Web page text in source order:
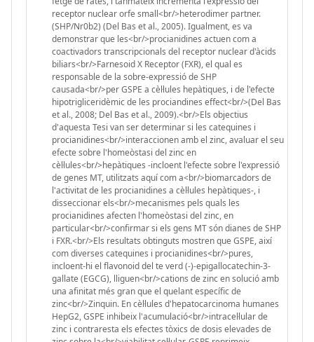
receptor nuclear orfe small<br/>heterodimer partner.
(SHP/Nr0b2) (Del Bas et al., 2005). Igualment, es va
demonstrar que les<br/>procianidines actuen com a
coactivadors transcripcionals del receptor nuclear d'àcids
biliars<br/>Farnesoid X Receptor (FXR), el qual es
responsable de la sobre-expressió de SHP
causada<br/>per GSPE a cèl·lules hepàtiques, i de l'efecte
hipotrigliceridèmic de les prociandines effect<br/>(Del Bas
et al., 2008; Del Bas et al., 2009).<br/>Els objectius
d'aquesta Tesi van ser determinar si les catequines i
procianidines<br/>interaccionen amb el zinc, avaluar el seu
efecte sobre l'homeòstasi del zinc en
cèl·lules<br/>hepàtiques -incloent l'efecte sobre l'expressió
de genes MT, utilitzats aquí com a<br/>biomarcadors de
l'activitat de les procianidines a cèl·lules hepàtiques-, i
disseccionar els<br/>mecanismes pels quals les
procianidines afecten l'homeòstasi del zinc, en
particular<br/>confirmar si els gens MT són dianes de SHP
i FXR.<br/>Els resultats obtinguts mostren que GSPE, així
com diverses catequines i procianidines<br/>pures,
incloent-hi el flavonoid del te verd (-)-epigallocatechin-3-
gallate (EGCG), lliguen<br/>cations de zinc en solució amb
una afinitat més gran que el quelant específic de
zinc<br/>Zinquin. En cèl·lules d'hepatocarcinoma humanes
HepG2, GSPE inhibeix l'acumulació<br/>intracel·lular de
zinc i contraresta els efectes tòxics de dosis elevades de